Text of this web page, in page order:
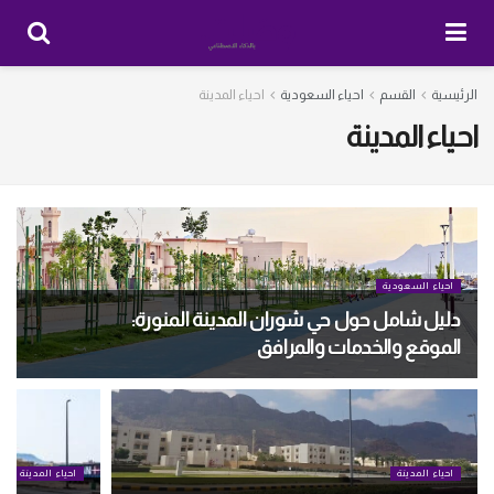
الرئيسية القسم احياء السعودية احياء المدينة
احياء المدينة
احياء السعودية
دليل شامل حول حي شوران المدينة المنورة:
الموقع والخدمات والمرافق
احياء المدينة احياء المدينة